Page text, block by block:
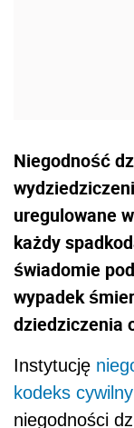
Niegodność
uregulowane
każdy
świadomie
wypadek
dziedziczenia
Instytucję
kodeks cywilny
niegodności